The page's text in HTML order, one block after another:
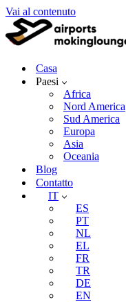
Vai al contenuto
Casa
Paesi
Africa
Nord America
Sud America
Europa
Asia
Oceania
Blog
Contatto
IT
ES
PT
NL
EL
FR
TR
DE
EN